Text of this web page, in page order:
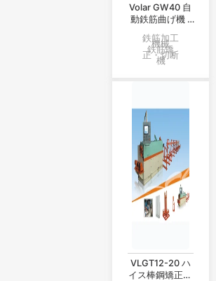
Volar GW40 自
動鉄筋曲げ機 |
ビーデューティ
ー仕様
鉄筋加工
機械
鉄筋矯
正・切断
機
VLGT12-20 ハ
イス棒鋼矯正切